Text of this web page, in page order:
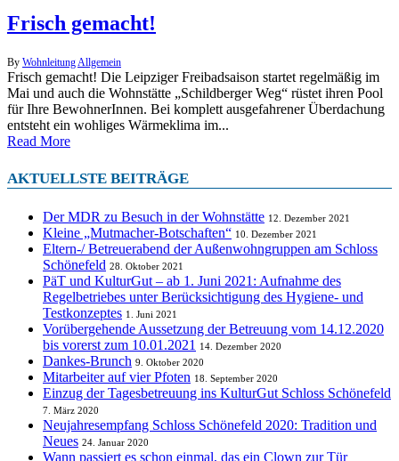
Frisch gemacht!
By WohnleitungAllgemein
Frisch gemacht! Die Leipziger Freibadsaison startet regelmäßig im
Mai und auch die Wohnstätte „Schildberger Weg“ rüstet ihren Pool
für Ihre BewohnerInnen. Bei komplett ausgefahrener Überdachung
entsteht ein wohliges Wärmeklima im...
Read More
AKTUELLSTE BEITRÄGE
Der MDR zu Besuch in der Wohnstätte 12. Dezember 2021
Kleine „Mutmacher-Botschaften“ 10. Dezember 2021
Eltern-/ Betreuerabend der Außenwohngruppen am Schloss
Schönefeld 28. Oktober 2021
PäT und KulturGut – ab 1. Juni 2021: Aufnahme des
Regelbetriebes unter Berücksichtigung des Hygiene- und
Testkonzeptes 1. Juni 2021
Vorübergehende Aussetzung der Betreuung vom 14.12.2020
bis vorerst zum 10.01.2021
14. Dezember 2020
Dankes-Brunch 9. Oktober 2020
Mitarbeiter auf vier Pfoten 18. September 2020
Einzug der Tagesbetreuung ins KulturGut Schloss Schönefeld
7. März 2020
Neujahresempfang Schloss Schönefeld 2020: Tradition und
Neues 24. Januar 2020
Wann passiert es schon einmal, das ein Clown zur Tür